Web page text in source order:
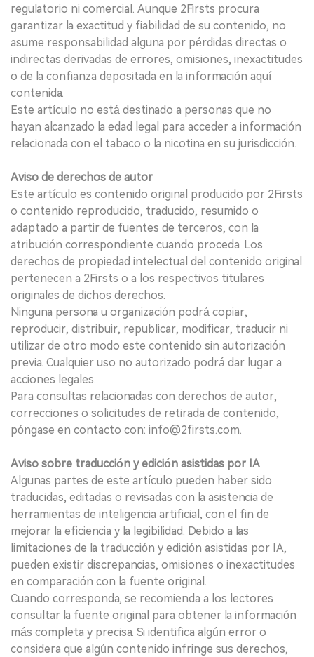
regulatorio ni comercial. Aunque 2Firsts procura
garantizar la exactitud y fiabilidad de su contenido, no
asume responsabilidad alguna por pérdidas directas o
indirectas derivadas de errores, omisiones, inexactitudes
o de la confianza depositada en la información aquí
contenida.
Este artículo no está destinado a personas que no
hayan alcanzado la edad legal para acceder a información
relacionada con el tabaco o la nicotina en su jurisdicción.
Aviso de derechos de autor
Este artículo es contenido original producido por 2Firsts
o contenido reproducido, traducido, resumido o
adaptado a partir de fuentes de terceros, con la
atribución correspondiente cuando proceda. Los
derechos de propiedad intelectual del contenido original
pertenecen a 2Firsts o a los respectivos titulares
originales de dichos derechos.
Ninguna persona u organización podrá copiar,
reproducir, distribuir, republicar, modificar, traducir ni
utilizar de otro modo este contenido sin autorización
previa. Cualquier uso no autorizado podrá dar lugar a
acciones legales.
Para consultas relacionadas con derechos de autor,
correcciones o solicitudes de retirada de contenido,
póngase en contacto con: info@2firsts.com.
Aviso sobre traducción y edición asistidas por IA
Algunas partes de este artículo pueden haber sido
traducidas, editadas o revisadas con la asistencia de
herramientas de inteligencia artificial, con el fin de
mejorar la eficiencia y la legibilidad. Debido a las
limitaciones de la traducción y edición asistidas por IA,
pueden existir discrepancias, omisiones o inexactitudes
en comparación con la fuente original.
Cuando corresponda, se recomienda a los lectores
consultar la fuente original para obtener la información
más completa y precisa. Si identifica algún error o
considera que algún contenido infringe sus derechos,